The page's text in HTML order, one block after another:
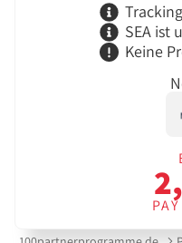
SEA ist
Keine